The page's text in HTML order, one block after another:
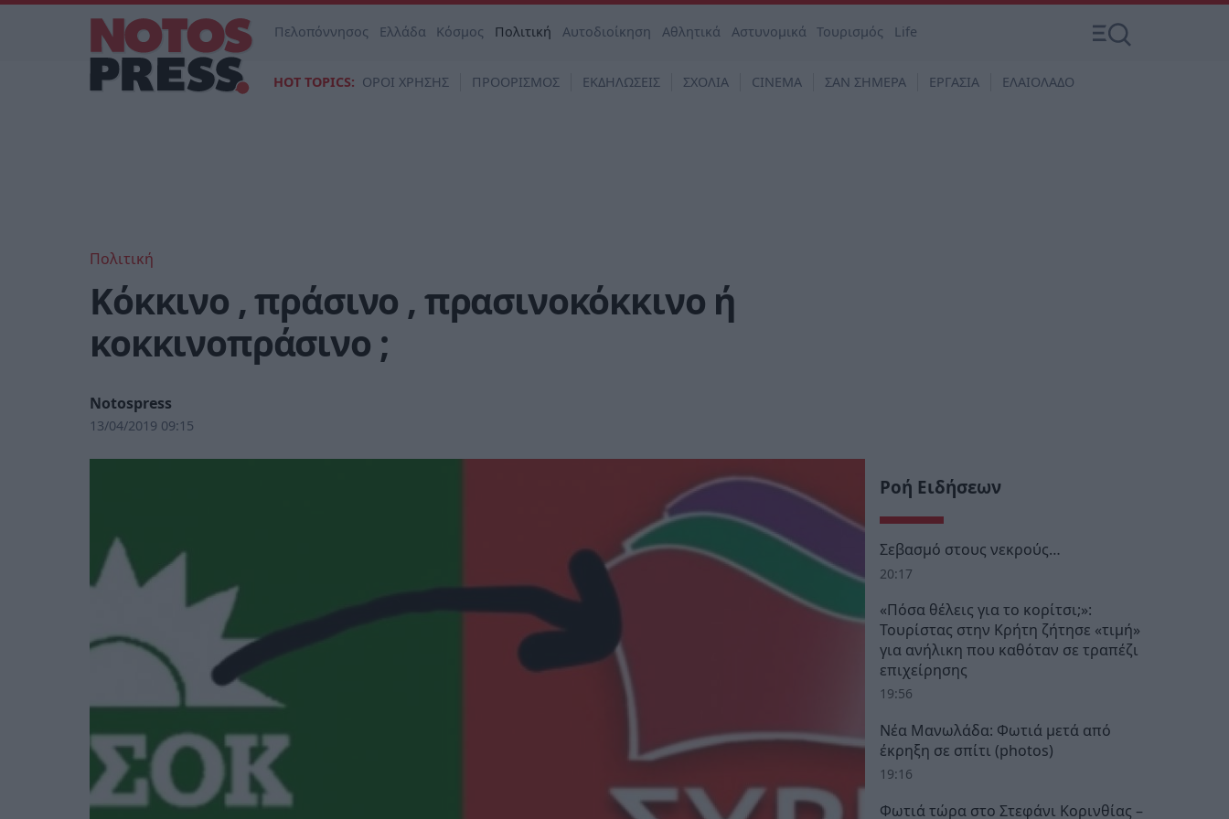
Πελοπόννησος Ελλάδα Κόσμος Πολιτική Αυτοδιοίκηση Αθλητικά Αστυνομικά Τουρισμός Life
HOT TOPICS: ΟΡΟΙ ΧΡΗΣΗΣ ΠΡΟΟΡΙΣΜΟΣ ΕΚΔΗΛΩΣΕΙΣ ΣΧΟΛΙΑ CINEMA ΣΑΝ ΣΗΜΕΡΑ ΕΡΓΑΣΙΑ ΕΛΑΙΟΛΑΔΟ
Πολιτική
Κόκκινο , πράσινο , πρασινοκόκκινο ή
κοκκινοπράσινο ;
Notospress
13/04/2019 09:15
Ροή Ειδήσεων
Σεβασμό στους νεκρούς…
20:17
«Πόσα θέλεις για το κορίτσι;»:
Τουρίστας στην Κρήτη ζήτησε «τιμή»
για ανήλικη που καθόταν σε τραπέζι
επιχείρησης
19:56
Νέα Μανωλάδα: Φωτιά μετά από
έκρηξη σε σπίτι (photos)
19:16
Φωτιά τώρα στο Στεφάνι Κορινθίας –